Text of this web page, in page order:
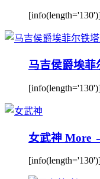
马吉侯爵埃菲
女武神 More